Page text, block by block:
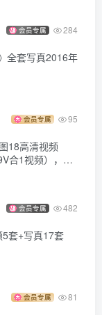
小诺
小诺
诺
会员专属 284
全套写真2016年
会员专属 95
18高清视频
合1视频），大
会员专属 482
套+写真17套
会员专属 81